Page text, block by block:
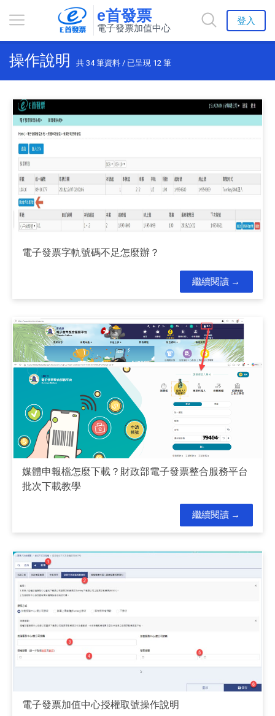
e首發票
電子發票加值中心
登入
操作說明 共 34筆資料 / 已呈現 12 筆
電子發票字軌號碼不足怎麼辦？
繼續閱讀
媒體申報檔怎麼下載？財政部電子發票整合服務平台
批次下載教學
繼續閱讀
電子發票加值中心授權取號操作說明